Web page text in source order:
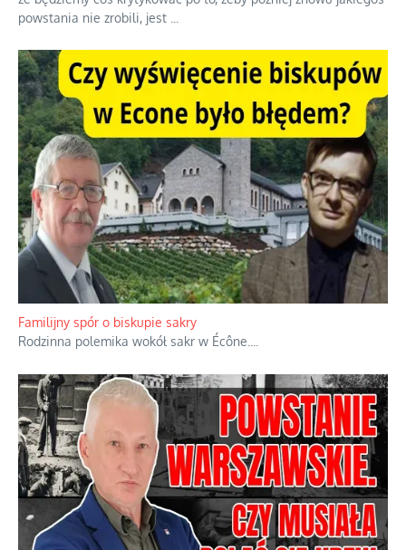
Ciemna strona podręcznikowych mitów historycznych
Historia jest doświadczeniem niepowtarzalnym i tłumaczenie,
że będziemy coś krytykować po to, żeby później znowu jakiegoś
powstania nie zrobili, jest...